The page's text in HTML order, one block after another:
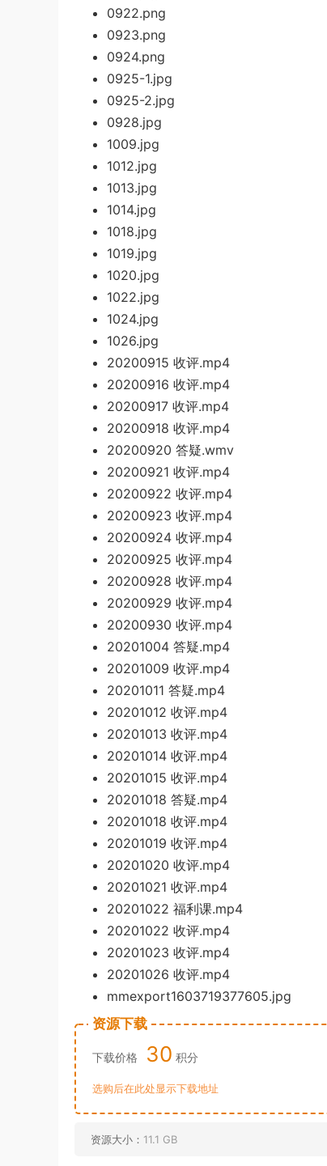
0922.png
0923.png
0924.png
0925-1.jpg
0925-2.jpg
0928.jpg
1009.jpg
1012.jpg
1013.jpg
1014.jpg
1018.jpg
1019.jpg
1020.jpg
1022.jpg
1024.jpg
1026.jpg
20200915 收评.mp4
20200916 收评.mp4
20200917 收评.mp4
20200918 收评.mp4
20200920 答疑.wmv
20200921 收评.mp4
20200922 收评.mp4
20200923 收评.mp4
20200924 收评.mp4
20200925 收评.mp4
20200928 收评.mp4
20200929 收评.mp4
20200930 收评.mp4
20201004 答疑.mp4
20201009 收评.mp4
20201011 答疑.mp4
20201012 收评.mp4
20201013 收评.mp4
20201014 收评.mp4
20201015 收评.mp4
20201018 答疑.mp4
20201018 收评.mp4
20201019 收评.mp4
20201020 收评.mp4
20201021 收评.mp4
20201022 福利课.mp4
20201022 收评.mp4
20201023 收评.mp4
20201026 收评.mp4
mmexport1603719377605.jpg
资源下载
下载价格 30 积分
选购后在此处显示下载地址
资源大小： 11.1 GB